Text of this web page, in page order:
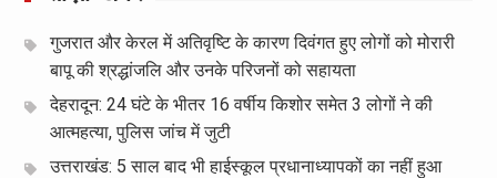
गुजरात और केरल में अतिवृष्टि के कारण दिवंगत हुए लोगों को मोरारी
बापू की श्रद्धांजलि और उनके परिजनों को सहायता
देहरादून: 24 घंटे के भीतर 16 वर्षीय किशोर समेत 3 लोगों ने की
आत्महत्या, पुलिस जांच में जुटी
उत्तराखंड: 5 साल बाद भी हाईस्कूल प्रधानाध्यापकों का नहीं हुआ